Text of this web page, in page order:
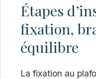
Étapes
fixation,
équilibre
La fixation au